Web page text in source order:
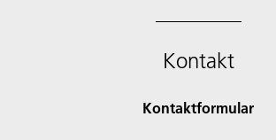
Kontakt
Kontaktformular